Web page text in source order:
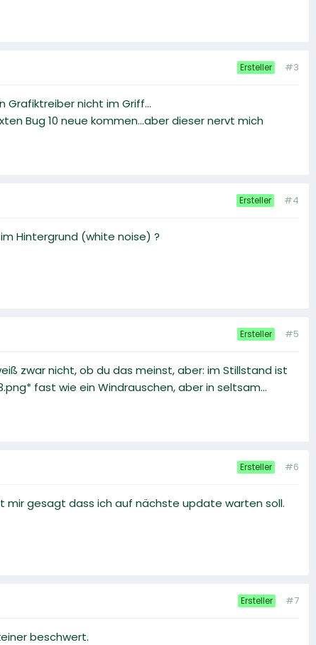
Ersteller #3
Grafiktreiber nicht im Griff...
Bug 10 neue kommen...aber dieser nervt mich
Ersteller #4
Hintergrund (white noise) ?
Ersteller #5
zwar nicht, ob du das meinst, aber: im Stillstand ist
fast wie ein Windrauschen, aber in seltsam...
Ersteller #6
mir gesagt dass ich auf nächste update warten soll.
Ersteller #7
beschwert.